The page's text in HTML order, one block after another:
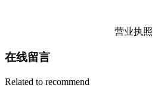
营业执照
在线留言
Related to recommend